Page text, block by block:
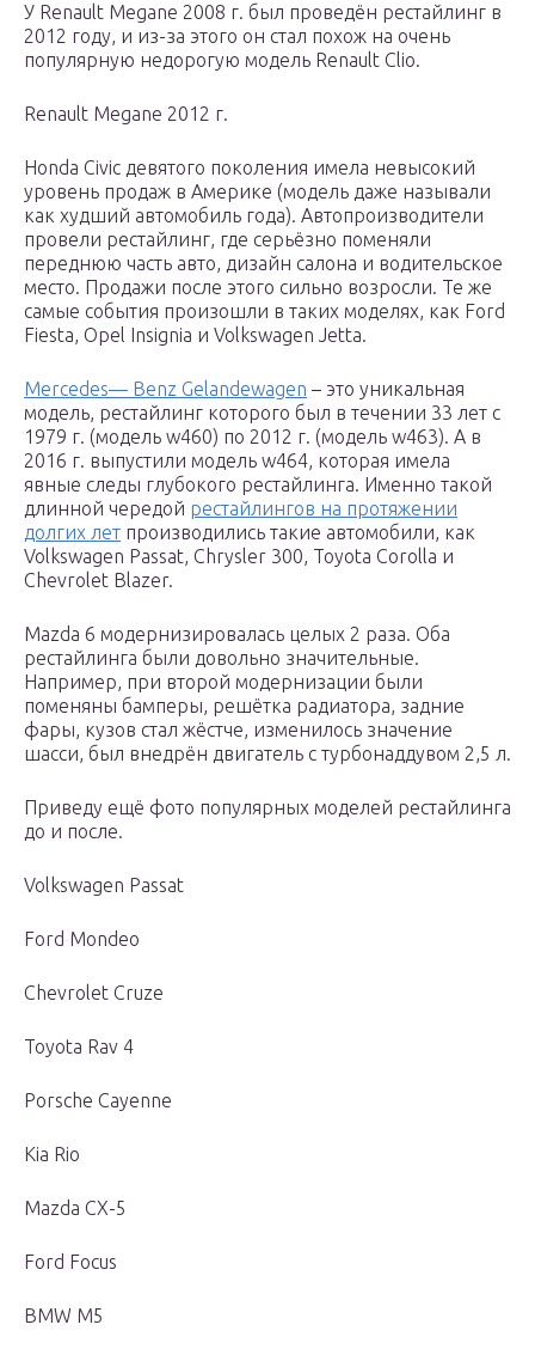
У Renault Megane 2008 г. был проведён рестайлинг в
2012 году, и из-за этого он стал похож на очень
популярную недорогую модель Renault Clio.
Renault Megane 2012 г.
Honda Civic девятого поколения имела невысокий
уровень продаж в Америке (модель даже называли
как худший автомобиль года). Автопроизводители
провели рестайлинг, где серьёзно поменяли
переднюю часть авто, дизайн салона и водительское
место. Продажи после этого сильно возросли. Те же
самые события произошли в таких моделях, как Ford
Fiesta, Opel Insignia и Volkswagen Jetta.
Mercedes— Benz Gelandewagen – это уникальная
модель, рестайлинг которого был в течении 33 лет с
1979 г. (модель w460) по 2012 г. (модель w463). А в
2016 г. выпустили модель w464, которая имела
явные следы глубокого рестайлинга. Именно такой
длинной чередой рестайлингов на протяжении
долгих лет производились такие автомобили, как
Volkswagen Passat, Chrysler 300, Toyota Corolla и
Chevrolet Blazer.
Mazda 6 модернизировалась целых 2 раза. Оба
рестайлинга были довольно значительные.
Например, при второй модернизации были
поменяны бамперы, решётка радиатора, задние
фары, кузов стал жёстче, изменилось значение
шасси, был внедрён двигатель с турбонаддувом 2,5 л.
Приведу ещё фото популярных моделей рестайлинга
до и после.
Volkswagen Passat
Ford Mondeo
Chevrolet Cruze
Toyota Rav 4
Porsche Cayenne
Kia Rio
Mazda CX-5
Ford Focus
BMW M5